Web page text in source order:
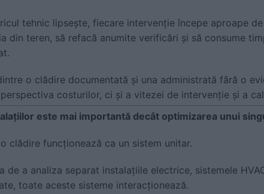
tehnic lipsește, fiecare intervenție începe aproape
din teren, să refacă anumite verificări și să consume
o clădire documentată și una administrată fără o
costurilor, ci și a vitezei de intervenție și a
este mai importantă decât optimizarea unui
clădire funcționează ca un sistem unitar.
de a analiza separat instalațiile electrice, sistemele
toate aceste sisteme interacționează.